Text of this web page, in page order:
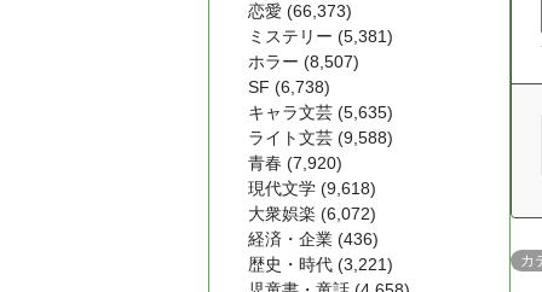
カ
恋愛 (66,373)
ミステリー (5,381)
ホラー (8,507)
SF (6,738)
キャラ文芸 (5,635)
ライト文芸 (9,588)
青春 (7,920)
現代文学 (9,618)
大衆娯楽 (6,072)
経済・企業 (436)
歴史・時代 (3,221)